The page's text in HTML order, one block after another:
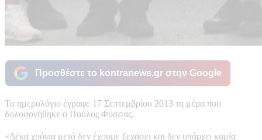
Προσθέστε το kontranews.gr στην Google
Το ημερολόγιο έγραφε 17 Σεπτεμβρίου 2013 τη μέρα που
δολοφονήθηκε ο Παύλος Φύσσας.
«Δέκα χρόνια μετά δεν έχουμε ξεχάσει και δεν υπάρχει καμία